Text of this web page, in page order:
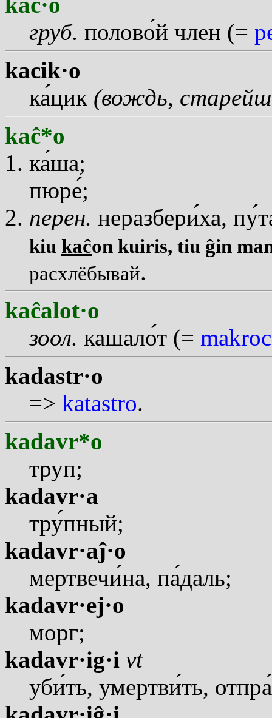
груб. половой член (=
kacik·o
кацик (вождь,
kaĉ*o
каша;
пюре;
перен. неразбериха, пу
kiu kaĉon kuiris, tiu ĝin
расхлёбывай.
kaĉalot·o
зоол. кашалот (=
kadastr·o
=> katastro.
kadavr*o
труп;
kadavr·a
трупный;
kadavr·aĵ·o
мертвечина, падаль;
kadavr·ej·o
морг;
kadavr·ig·i vt
убить, умертвить, отпра